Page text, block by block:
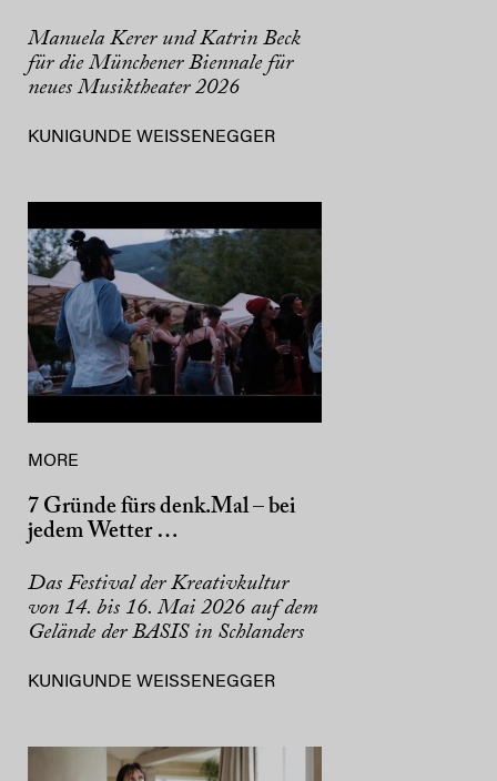
Manuela Kerer und Katrin Beck
für die Münchener Biennale für
neues Musiktheater 2026
KUNIGUNDE WEISSENEGGER
MORE
7 Gründe fürs denk.Mal – bei
jedem Wetter …
Das Festival der Kreativkultur
von 14. bis 16. Mai 2026 auf dem
Gelände der BASIS in Schlanders
KUNIGUNDE WEISSENEGGER